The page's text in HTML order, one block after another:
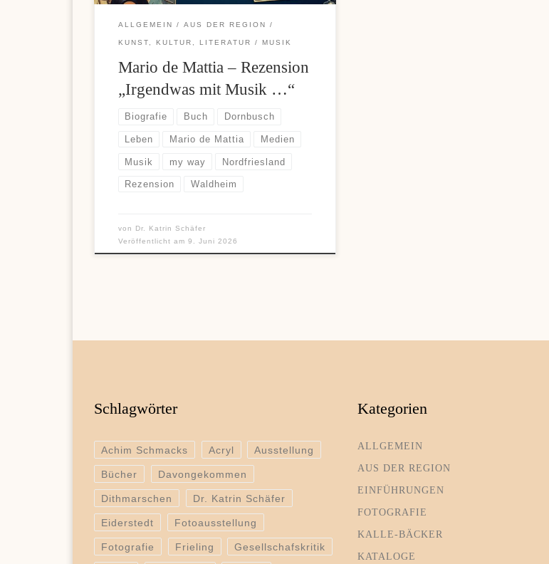
ALLGEMEIN AUS DER REGION
KUNST, KULTUR, LITERATUR MUSIK
Mario de Mattia – Rezension
„Irgendwas mit Musik …“
Biografie Buch Dornbusch
Leben Mario de Mattia Medien
Musik my way Nordfriesland
Rezension Waldheim
von
Dr. Katrin Schäfer
Veröffentlicht am 9. Juni 2026
Schlagwörter
Achim Schmacks Acryl Ausstellung
Bücher Davongekommen
Dithmarschen Dr. Katrin Schäfer
Eiderstedt Fotoausstellung
Fotografie Frieling Gesellschafskritik
Kategorien
ALLGEMEIN
AUS DER REGION
EINFÜHRUNGEN
FOTOGRAFIE
KALLE-BÄCKER
KATALOGE